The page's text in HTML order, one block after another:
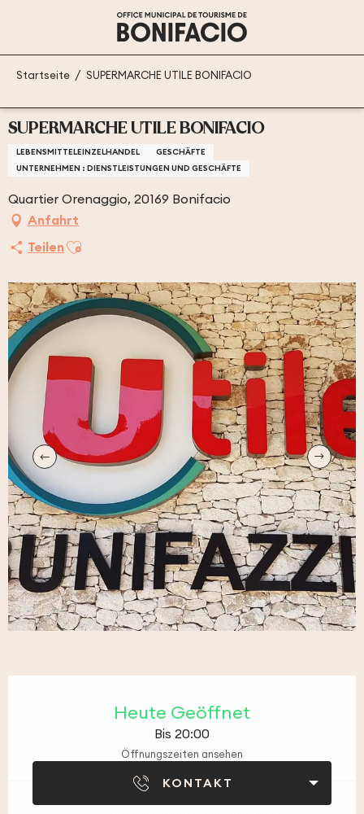
principal
Startseite SUPERMARCHE UTILE BONIFACIO
SUPERMARCHE UTILE BONIFACIO
LEBENSMITTELEINZELHANDEL
GESCHÄFTE
UNTERNEHMEN : DIENSTLEISTUNGEN UND GESCHÄFTE
Quartier Orenaggio, 20169 Bonifacio
Anfahrt
TeilenAjouter aux favoris
Heute Geöffnet
Bis 20:00
Öffnungszeiten ansehen
KONTAKT